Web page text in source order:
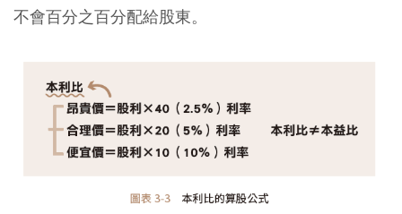
不會百分之百分配給股東。